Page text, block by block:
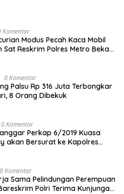
Komentar
Modus Pecah Kaca Mobil
Sat Reskrim Polres Metro Bekasi
0 Komentar
Palsu Rp 316 Juta Terbongkar
8 Orang Dibekuk
0 Komentar
Perkap 6/2019 Kuasa
akan Bersurat ke Kapolres
0 Komentar
Sama Pelindungan Perempuan
Polri Terima Kunjungan